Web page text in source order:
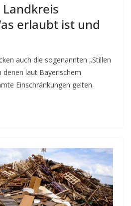
Landkreis
erlaubt ist und
auch die sogenannten „Stillen
denen laut Bayerischem
Einschränkungen gelten.